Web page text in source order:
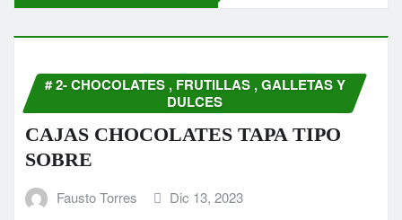
# 2- CHOCOLATES , FRUTILLAS , GALLETAS Y
DULCES
CAJAS CHOCOLATES TAPA TIPO
SOBRE
Fausto Torres Dic 13, 2023